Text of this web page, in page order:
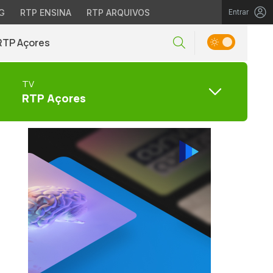
RTP ENSINA RTP ARQUIVOS Entrar
Açores
TV
RTP Açores